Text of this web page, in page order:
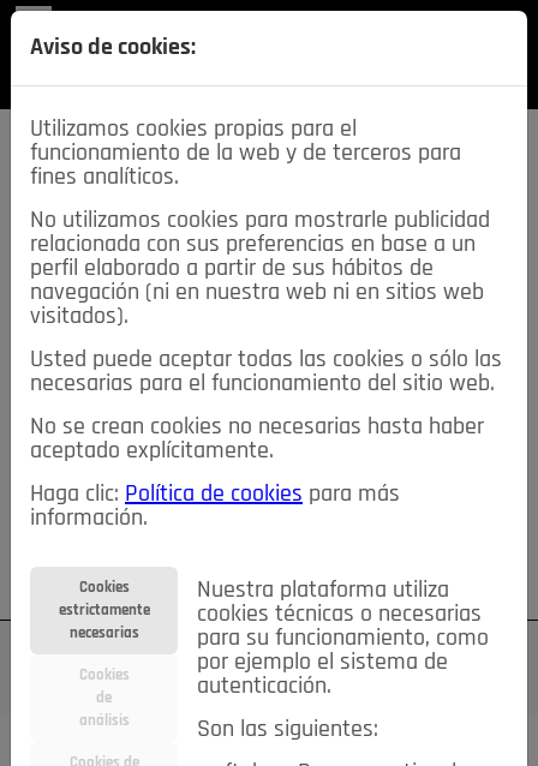
SECCIONES
descarga esta
REVISTA
≡NOTICIAS
NOTICIAS SERVICIOS DE INTERÉS
TABLÓN DE ANUNCIOS MIS ANUNCIOS CONTACTO
NOSOTROS
Su cuenta Regístrese ¿Olvidó su contraseña?
Todas las noticias..
Aviso de cookies:
Utilizamos cookies propias para el
funcionamiento de la web y de terceros para
fines analíticos.
No utilizamos cookies para mostrarle publicidad
relacionada con sus preferencias en base a un
perfil elaborado a partir de sus hábitos de
navegación (ni en nuestra web ni en sitios web
visitados).
Usted puede aceptar todas las cookies o sólo las
necesarias para el funcionamiento del sitio web.
No se crean cookies no necesarias hasta haber
aceptado explícitamente.
Haga clic: Política de cookies para más
información.
Cookies
estrictamente
necesarias
Cookies
de
análisis
Nuestra plataforma utiliza
cookies técnicas o necesarias
para su funcionamiento, como
por ejemplo el sistema de
autenticación.
Son las siguientes: